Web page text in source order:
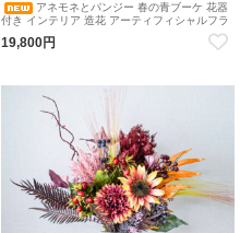
アネモネとパンジー 春の青ブーケ 花器
付き インテリア 造花 アーティフィシャルフラ
19,800円